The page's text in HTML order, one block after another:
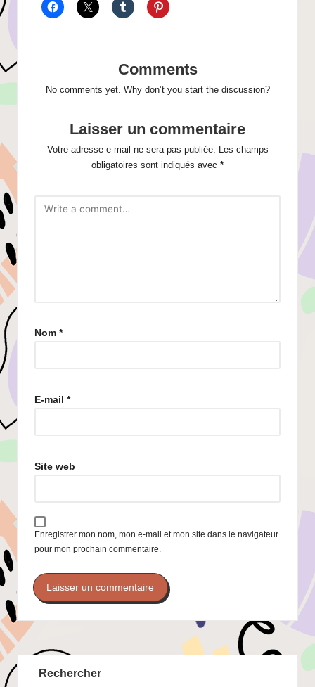
Comments
No comments yet. Why don’t you start the discussion?
Laisser un commentaire
Votre adresse e-mail ne sera pas publiée.
Les champs
obligatoires sont indiqués avec *
Nom *
E-mail *
Site web
Enregistrer mon nom, mon e-mail et mon site dans le navigateur
pour mon prochain commentaire.
Rechercher